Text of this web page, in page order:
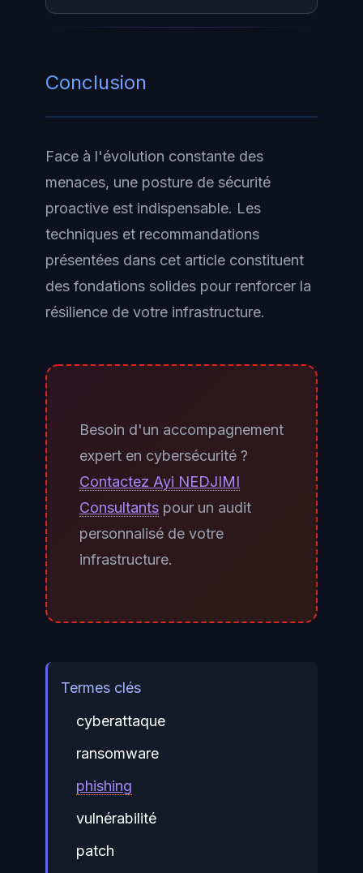
Act) imposent des obligations
peuvent atteindre plusieurs
millions d'euros.
l'identification des vulnérabilités
critiques, le déploiement du MFA,
l'élaboration d'un plan de réponse
Conclusion
Face à l'évolution constante des
menaces, une posture de sécurité
proactive est indispensable. Les
techniques et recommandations
présentées dans cet article constituent
des fondations solides pour renforcer la
résilience de votre infrastructure.
Besoin d'un accompagnement
expert en cybersécurité ?
Contactez Ayi NEDJIMI
Consultants pour un audit
personnalisé de votre
infrastructure.
Termes clés
cyberattaque
ransomware
phishing
vulnérabilité
patch